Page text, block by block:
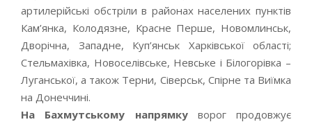
артилерійські обстріли в районах населених пунктів
Кам’янка, Колодязне, Красне Перше, Новомлинськ,
Дворічна, Западне, Куп’янськ Харківської області;
Стельмахівка, Новоселівське, Невське і Білогорівка –
Луганської, а також Терни, Сіверськ, Спірне та Виїмка
на Донеччині.
На Бахмутському напрямкуворог продовжує